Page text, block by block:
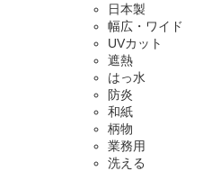
日本製
幅広・ワイド
UVカット
遮熱
はっ水
防炎
和紙
柄物
業務用
洗える